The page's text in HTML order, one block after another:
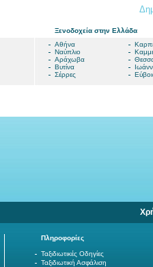
Ξενοδοχεία στην Ελλάδα
Αθήνα
Ναύπλιο
Αράχωβα
Βυτίνα
Σέρρες
Πληροφορίες
Ταξιδιωτικές Οδηγίες
Ταξιδιωτική Ασφάλιση